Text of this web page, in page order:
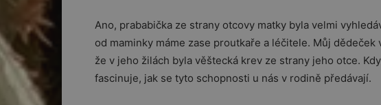
Ano, prababička ze strany otcovy matky byla velmi
od maminky máme zase proutkaře a léčitele. Můj
že v jeho žilách byla věštecká krev ze strany jeho otce.
fascinuje, jak se tyto schopnosti u nás v rodině předávají.